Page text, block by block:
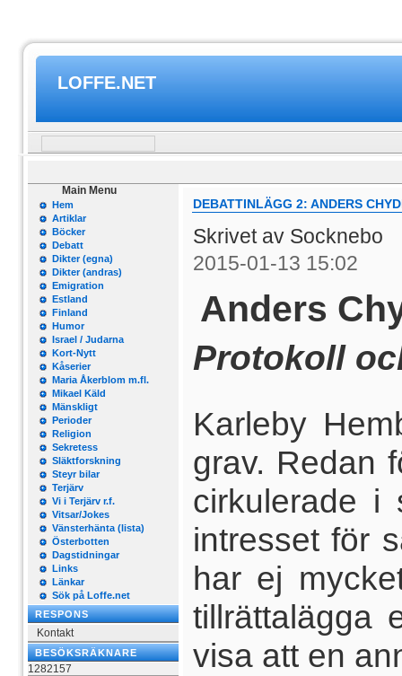
LOFFE.NET
Main Menu
Hem
Artiklar
Böcker
Debatt
Dikter (egna)
Dikter (andras)
Emigration
Estland
Finland
Humor
Israel / Judarna
Kort-Nytt
Kåserier
Maria Åkerblom m.fl.
Mikael Käld
Mänskligt
Perioder
Religion
Sekretess
Släktforskning
Steyr bilar
Terjärv
Vi i Terjärv r.f.
Vitsar/Jokes
Vänsterhänta (lista)
Österbotten
Dagstidningar
Links
Länkar
Sök på Loffe.net
RESPONS
Kontakt
BESÖKSRÄKNARE
1282157
DEBATTINLÄGG 2: ANDERS
Skrivet av Socknebo
2015-01-13 15:02
Anders
Protokoll
Karleby
grav. Redan
cirkulerade i
intresset för
har ej
tillrättalägga
visa att en